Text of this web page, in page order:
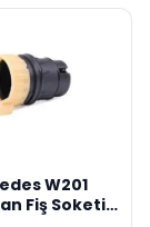
W201
Fiş Soketi